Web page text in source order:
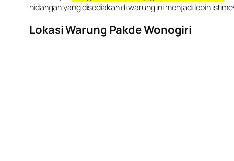
hidangan yang disediakan di warung ini menjadi lebih
Lokasi Warung Pakde Wonogiri